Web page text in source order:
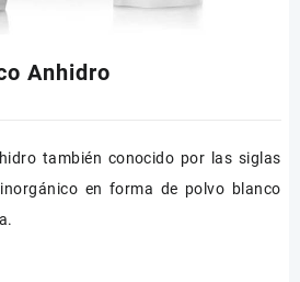
Anhidro
también conocido por las siglas
inorgánico en forma de polvo blanco